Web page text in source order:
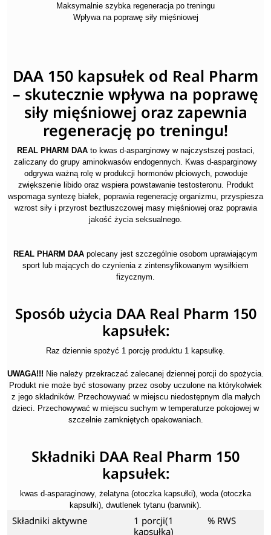
Maksymalnie szybka regeneracja po treningu
Wpływa na poprawę siły mięśniowej
DAA 150 kapsułek od Real Pharm
– skutecznie wpływa na poprawę
siły mięśniowej oraz zapewnia
regenerację po treningu!
REAL PHARM DAAto kwas d-asparginowy w najczystszej postaci,
zaliczany do grupy aminokwasów endogennych. Kwas d-asparginowy
odgrywa ważną rolę w produkcji hormonów płciowych, powoduje
zwiększenie libido oraz wspiera powstawanie testosteronu. Produkt
wspomaga syntezę białek, poprawia regenerację organizmu, przyspiesza
wzrost siły i przyrost beztłuszczowej masy mięśniowej oraz poprawia
jakość życia seksualnego.
REAL PHARM DAA polecany jest szczególnie osobom uprawiającym
sport lub mających do czynienia z zintensyfikowanym wysiłkiem
fizycznym.
Sposób użycia DAA Real Pharm 150
kapsułek:
Raz dziennie spożyć 1 porcję produktu 1 kapsułkę.
UWAGA!!! Nie należy przekraczać zalecanej dziennej porcji do spożycia.
Produkt nie może być stosowany przez osoby uczulone na którykolwiek
z jego składników. Przechowywać w miejscu niedostępnym dla małych
dzieci. Przechowywać w miejscu suchym w temperaturze pokojowej w
szczelnie zamkniętych opakowaniach.
Składniki DAA Real Pharm 150
kapsułek:
kwas d-asparaginowy, żelatyna (otoczka kapsułki), woda (otoczka
kapsułki), dwutlenek tytanu (barwnik).
Składniki aktywne
1 porcji(1
kapsułka)
% RWS